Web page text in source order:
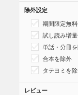
除外設定
期間限定無
試し読み増
単話・分冊
合本を除外
タテヨミを
レビュー